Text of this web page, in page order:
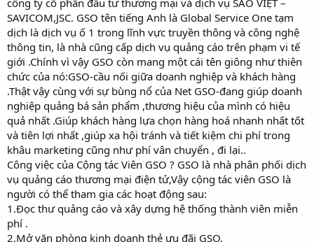
SAVICOM,JSC. GSO tên tiếng Anh là Global Service One tạm
dịch là dịch vụ ố 1 trong lĩnh vực truyền thông và công nghệ
thông tin, là nhà cũng cấp dịch vụ quảng cáo trên phạm vi tế
giới .Chính vì vậy GSO còn mang một cái tên giông như thiên
chức của nó:GSO-cầu nối giữa doanh nghiệp và khách hàng
.Thật vậy cùng với sự bùng nổ của Net GSO-đang giúp doanh
nghiệp quảng bá sản phẩm ,thương hiệu của mình có hiệu
quả nhất .Giúp khách hàng lựa chọn hàng hoá nhanh nhất tốt
và tiên lợi nhất ,giúp xa hội tránh và tiết kiệm chi phí trong
khâu marketing cũng như phí vân chuyển , đi lại..
Công việc của Cộng tác Viên GSO ? GSO là nhà phân phối dịch
vụ quảng cáo thương mại điện tử,Vậy cộng tác viên GSO là
người có thể tham gia các hoạt động sau:
1.Đọc thư quảng cáo và xây dựng hệ thống thành viên miễn
phí .
2.Mở văn phòng kinh doanh thẻ ưu đãi GSO.